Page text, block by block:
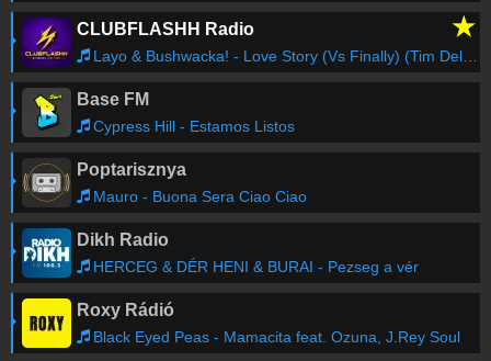
CLUBFLASHH Radio ★
Layo & Bushwacka! - Love Story (Vs Finally) (Tim Deluxe Radio Mix)
Base FM
Cypress Hill - Estamos Listos
Poptarisznya
Mauro - Buona Sera Ciao Ciao
Dikh Radio
HERCEG & DÉR HENI & BURAI - Pezseg a vér
Roxy Rádió
Black Eyed Peas - Mamacita feat. Ozuna, J.Rey Soul